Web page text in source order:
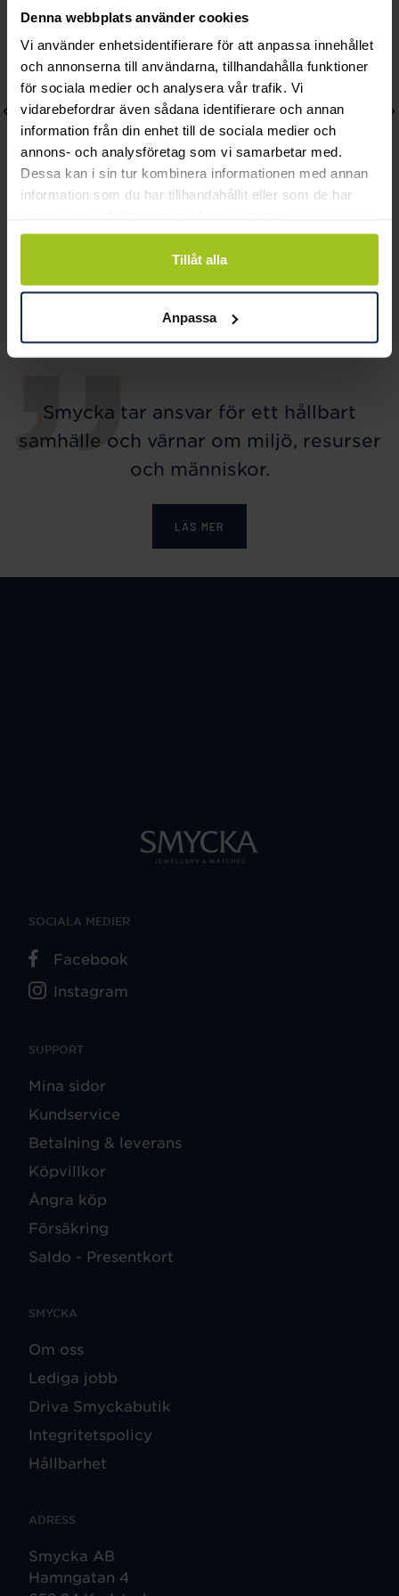
Denna webbplats använder cookies
Vi använder enhetsidentifierare för att anpassa innehållet
och annonserna till användarna, tillhandahålla funktioner
för sociala medier och analysera vår trafik. Vi
vidarebefordrar även sådana identifierare och annan
information från din enhet till de sociala medier och
annons- och analysföretag som vi samarbetar med.
Dessa kan i sin tur kombinera informationen med annan
information som du har tillhandahållit eller som de har
Tillåt alla
Anpassa
Pris
349 kr
Royal Watch 28 mm
Smycka tar ansvar för ett hållbart
samhälle och värnar om miljö, resurser
och människor.
LÄS MER
SUPPORT
Mina sidor
Kundservice
Betalning & leverans
Köpvillkor
Ångra köp
Försäkring
Saldo - Presentkort
SMYCKA
Om oss
Lediga jobb
Driva Smyckabutik
Integritetspolicy
Hållbarhet
ADRESS
Smycka AB
Hamngatan 4
SOCIALA MEDIER
Facebook
Instagram